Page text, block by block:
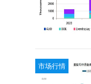
市场行情